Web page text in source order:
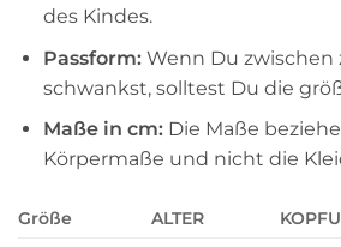
des Kindes.
Passform:Wenn Du zwischen
schwankst, solltest Du die
Maße in cm:Die Maße
Körpermaße und nicht die
Größe ALTER